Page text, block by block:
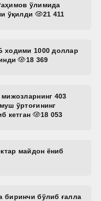
ўлимида
ўқилди
21 411
ходими 1000 доллар
18 369
403
ўртоғининг
кетган
18 053
майдон ёниб
биринчи бўлиб ғалла